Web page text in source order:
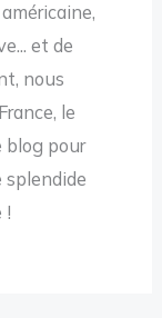
et de
nous
le
blog pour
splendide
!